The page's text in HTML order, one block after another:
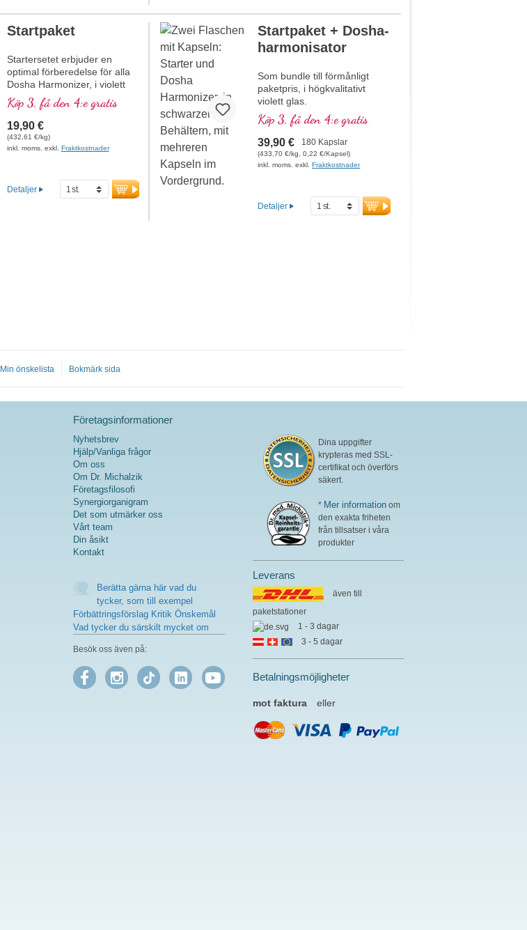
Startpaket
Startersetet erbjuder en
optimal förberedelse för alla
Dosha Harmonizer, i violett
glas.
Köp 3, få den 4:e gratis
19,90 €
(432,61 €/kg)
inkl. moms. exkl. Fraktkostnader
Detaljer
Startpaket + Dosha-
harmonisator
Som bundle till förmånligt
paketpris, i högkvalitativt
violett glas.
Köp 3, få den 4:e gratis
39,90 € 180 Kapslar
(433,70 €/kg, 0,22 €/Kapsel)
inkl. moms. exkl.Fraktkostnader
Detaljer
Min önskelista Bokmärk sida
Företagsinformationer
Nyhetsbrev
Hjälp/Vanliga frågor
Om oss
Om Dr. Michalzik
Företagsfilosofi
Synergiorganigram
Det som utmärker oss
Vårt team
Din åsikt
Kontakt
Berätta gärna här vad du
tycker, som till exempel
Förbättringsförslag Kritik Önskemål
Vad tycker du särskilt mycket om
Besök oss även på:
Dina uppgifter
krypteras med SSL-
certifikat och överförs
säkert.
* Mer information om
den exakta friheten
från tillsatser i våra
produkter
Leverans
även till
paketstationer
1 - 3 dagar
3 - 5 dagar
Betalningsmöjligheter
mot faktura eller